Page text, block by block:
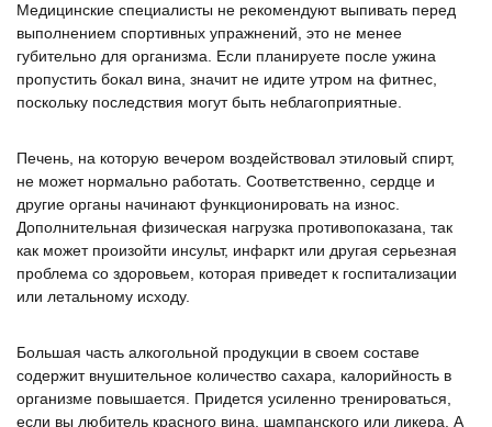
Медицинские специалисты не рекомендуют выпивать перед
выполнением спортивных упражнений, это не менее
губительно для организма. Если планируете после ужина
пропустить бокал вина, значит не идите утром на фитнес,
поскольку последствия могут быть неблагоприятные.
Печень, на которую вечером воздействовал этиловый спирт,
не может нормально работать. Соответственно, сердце и
другие органы начинают функционировать на износ.
Дополнительная физическая нагрузка противопоказана, так
как может произойти инсульт, инфаркт или другая серьезная
проблема со здоровьем, которая приведет к госпитализации
или летальному исходу.
Большая часть алкогольной продукции в своем составе
содержит внушительное количество сахара, калорийность в
организме повышается. Придется усиленно тренироваться,
если вы любитель красного вина, шампанского или ликера. А